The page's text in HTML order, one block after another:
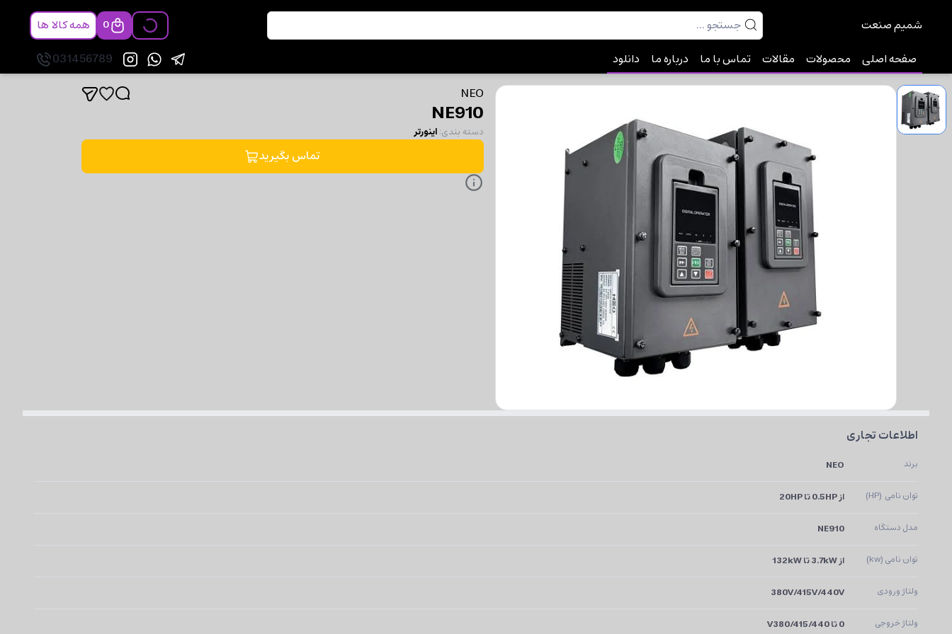
شمیم صنعت 0
همه کالا ها
صفحه اصلی
محصولات مقالات تماس با ما درباره ما دانلود 031456789
NEO
NE910
دسته بندی: اینورتر
تماس بگیرید
اطلاعات تجاری
برند NEO
توان نامی  (HP) از 0.5HP تا 20HP
مدل دستگاه NE910
توان نامی (kw) از 3.7kW تا 132kW
ولتاژ ورودی 380V/415V/440V
ولتاژ خروجی 0 تا V380/415/440